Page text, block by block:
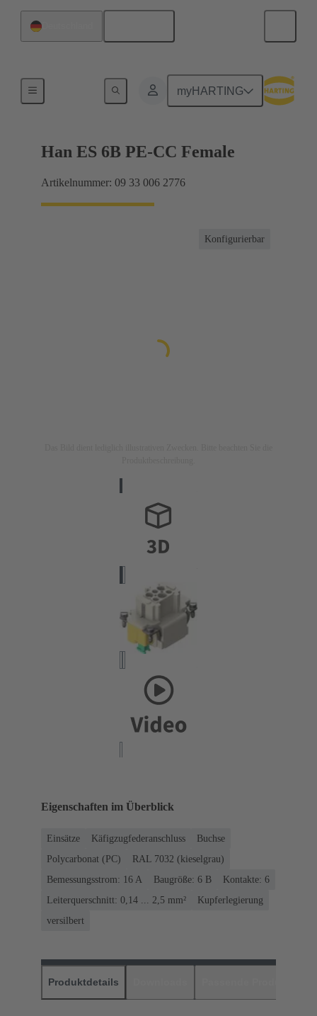
myHARTING
Ströme bis 16 A
Han ES 6B PE-CC Female
Artikelnummer: 09 33 006 2776
Konfigurierbar
Eigenschaften im Überblick
Einsätze Käfigzugfederanschluss
Buchse
Polycarbonat (PC)
RAL 7032 (kieselgrau)
Bemessungsstrom: ‌16 A
Baugröße: 6 B
Kontakte: 6
Leiterquerschnitt: 0,14 ... 2,5 mm²
Kupferlegierung
versilbert
Produktdetails